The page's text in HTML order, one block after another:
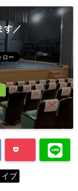
す／
イブ